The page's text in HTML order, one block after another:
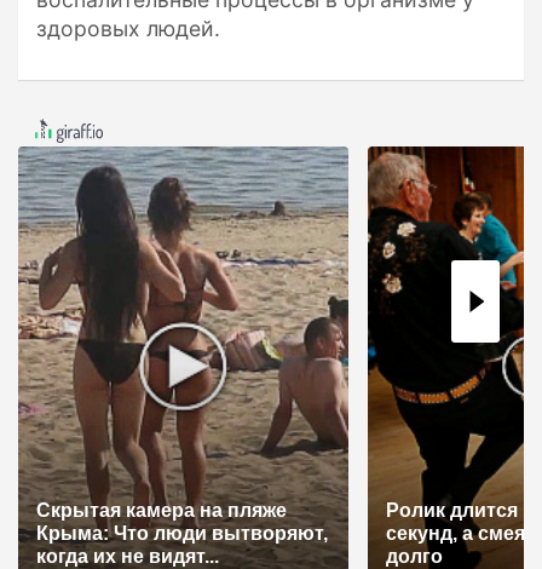
здоровых людей.
Скрытая камера на пляже
Крыма: Что люди вытворяют,
когда их не видят...
Ролик длится
секунд, а
долго